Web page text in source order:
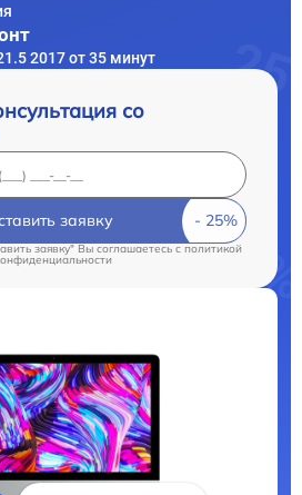
2017 от 35 минут
со
заявку
заявку" Вы соглашаетесь cполитикой